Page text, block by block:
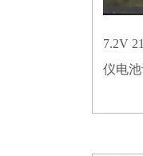
7.2V
仪电